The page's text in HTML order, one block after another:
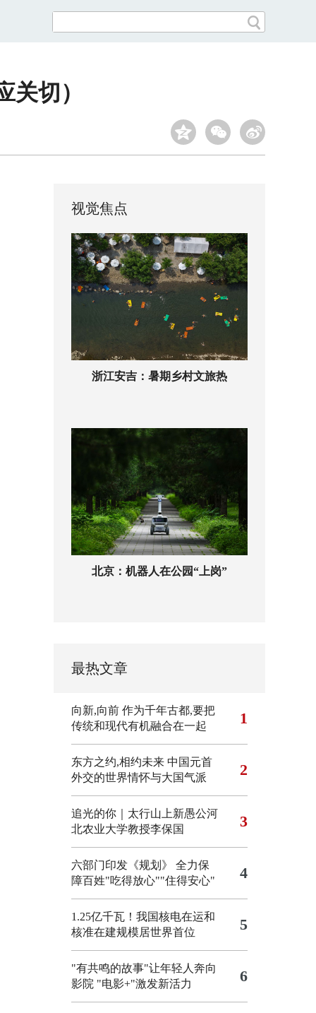
切）
视觉焦点
浙江安吉：暑期乡村文旅热
北京：机器人在公园“上岗”
最热文章
向新,向前 作为千年古都,要把
传统和现代有机融合在一起
1
东方之约,相约未来 中国元首
外交的世界情怀与大国气派
2
追光的你｜太行山上新愚公河
北农业大学教授李保国
3
六部门印发《规划》 全力保
障百姓"吃得放心""住得安心"
4
1.25亿千瓦！我国核电在运和
核准在建规模居世界首位
5
"有共鸣的故事"让年轻人奔向
影院 "电影+"激发新活力 6